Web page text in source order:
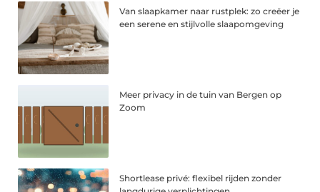
Van slaapkamer naar rustplek: zo creëer je
een serene en stijlvolle slaapomgeving
Meer privacy in de tuin van Bergen op
Zoom
Shortlease privé: flexibel rijden zonder